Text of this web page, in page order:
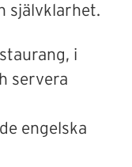
självklarhet.
i
servera
engelska